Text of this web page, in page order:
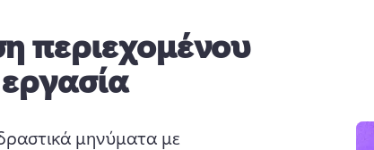
περιεχομένου
μηνύματα με